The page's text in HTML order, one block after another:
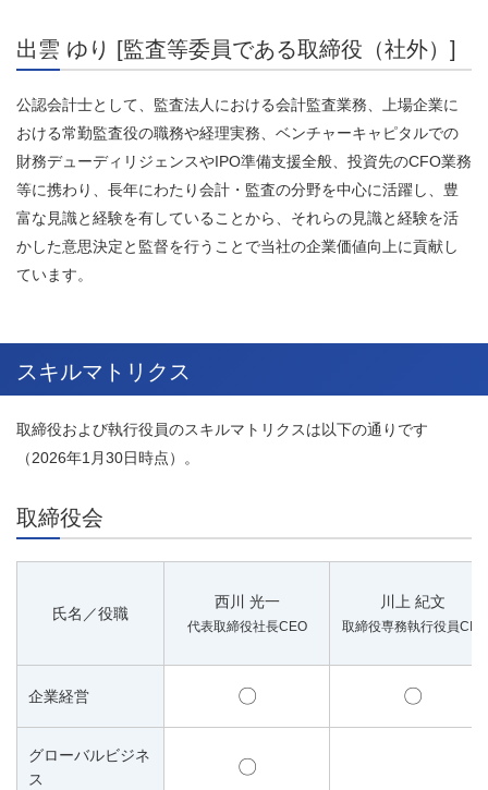
出雲 ゆり [監査等委員である取締役（社外）]
公認会計士として、監査法人における会計監査業務、上場企業に
おける常勤監査役の職務や経理実務、ベンチャーキャピタルでの
財務デューディリジェンスやIPO準備支援全般、投資先のCFO業務
等に携わり、長年にわたり会計・監査の分野を中心に活躍し、豊
富な見識と経験を有していることから、それらの見識と経験を活
かした意思決定と監督を行うことで当社の企業価値向上に貢献し
ています。
スキルマトリクス
取締役および執行役員のスキルマトリクスは以下の通りです
（2026年1月30日時点）。
取締役会
氏名／役職
西川 光一
代表取締役社長CEO
川上 紀文
取締役専務執行役員CIO
企業経営 〇 〇
グローバルビジネ
ス
〇